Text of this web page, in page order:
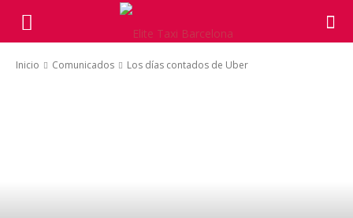
Inicio Comunicados Los días contados de Uber